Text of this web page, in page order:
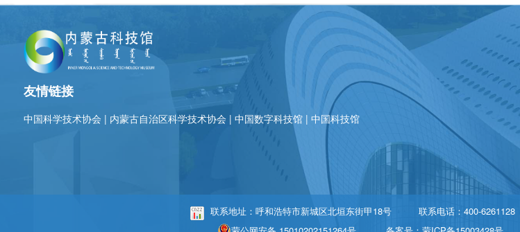
友情链接
中国科学技术协会 | 内蒙古自治区科学技术协会 |中国数字科技馆 |中国科技馆
联系地址：呼和浩特市新城区北垣东街甲18号 联系电话：400-6261128（